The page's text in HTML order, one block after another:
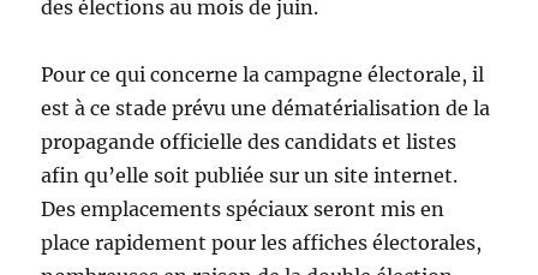
des élections au mois de juin.
Pour ce qui concerne la campagne électorale, il
est à ce stade prévu une dématérialisation de la
propagande officielle des candidats et listes
afin qu’elle soit publiée sur un site internet.
Des emplacements spéciaux seront mis en
place rapidement pour les affiches électorales,